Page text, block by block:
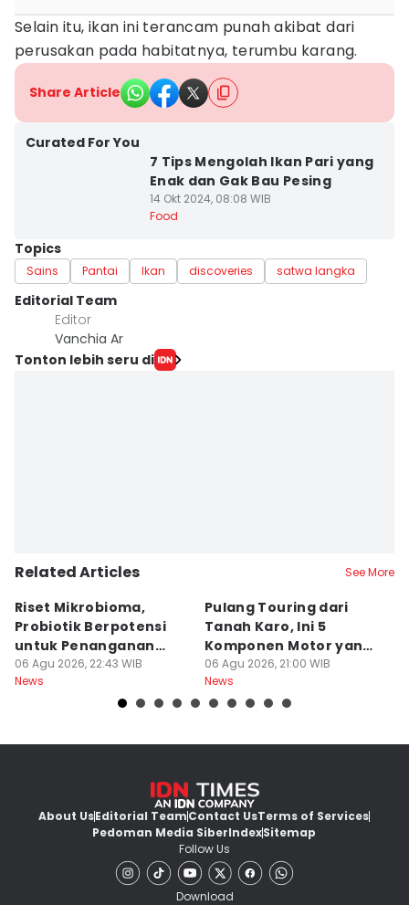
Selain itu, ikan ini terancam punah akibat dari
perusakan pada habitatnya, terumbu karang.
Share Article
Curated For You
7 Tips Mengolah Ikan Pari yang
Enak dan Gak Bau Pesing
14 Okt 2024, 08:08 WIB
Food
Topics
Sains Pantai Ikan discoveries satwa langka
Editorial Team
Editor
Vanchia Ar
Tonton lebih seru di
Related Articles See More
Riset Mikrobioma,
Probiotik Berpotensi
untuk Penanganan
Jerawat
06 Agu 2026, 22:43 WIB
News
Pulang Touring dari
Tanah Karo, Ini 5
Komponen Motor yang
Wajib Dicek
06 Agu 2026, 21:00 WIB
News
About UsEditorial TeamContact UsTerms of Services
Pedoman Media SiberIndexSitemap
Follow Us
Download